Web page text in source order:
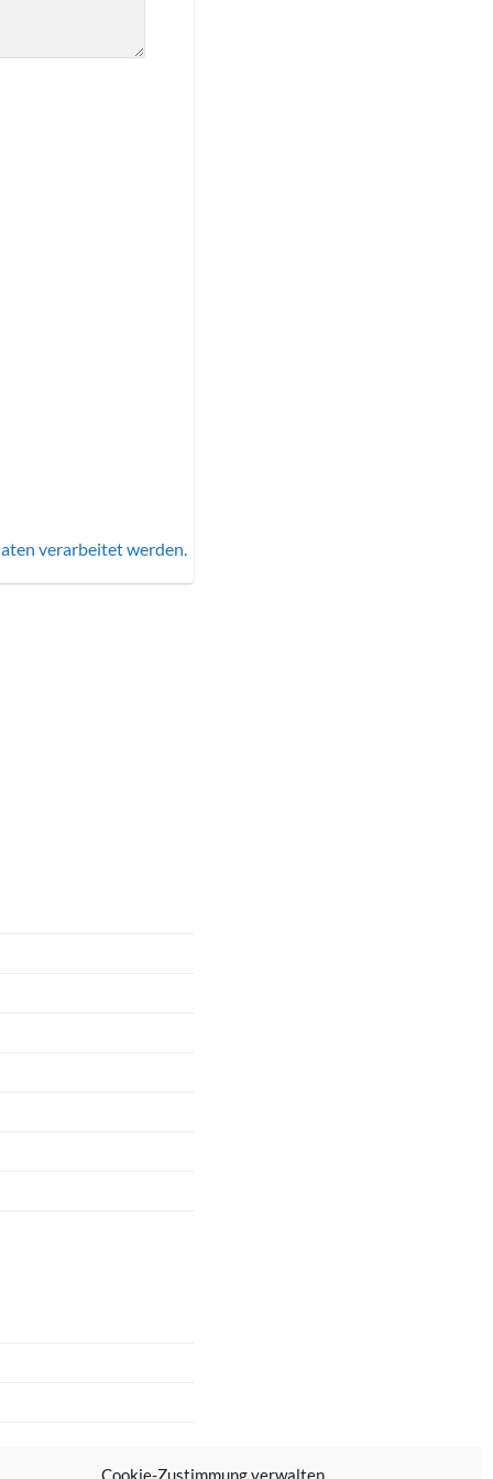
Cookie-Zustimmung verwalten
verarbeitet werden.